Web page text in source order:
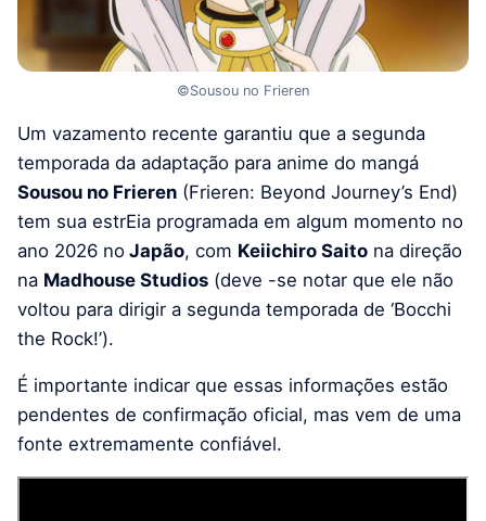
©Sousou no Frieren
Um vazamento recente garantiu que a segunda
temporada da adaptação para anime do mangá
Sousou no Frieren (Frieren: Beyond Journey’s End)
tem sua estrEia programada em algum momento no
ano 2026 no Japão, com Keiichiro Saito na direção
na Madhouse Studios (deve -se notar que ele não
voltou para dirigir a segunda temporada de ‘Bocchi
the Rock!’).
É importante indicar que essas informações estão
pendentes de confirmação oficial, mas vem de uma
fonte extremamente confiável.